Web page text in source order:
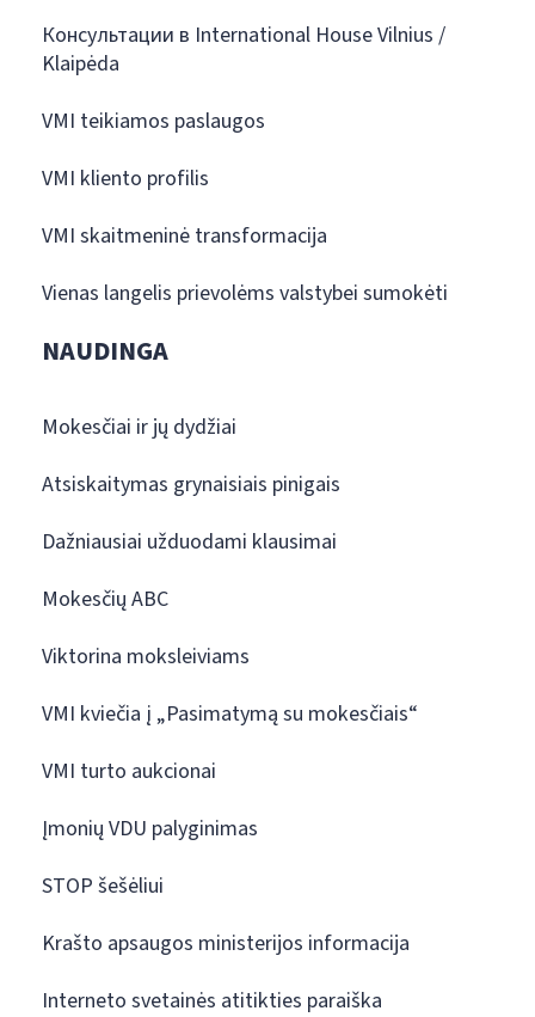
Консультации в International House Vilnius /
Klaipėda
VMI teikiamos paslaugos
VMI kliento profilis
VMI skaitmeninė transformacija
Vienas langelis prievolėms valstybei sumokėti
NAUDINGA
Mokesčiai ir jų dydžiai
Atsiskaitymas grynaisiais pinigais
Dažniausiai užduodami klausimai
Mokesčių ABC
Viktorina moksleiviams
VMI kviečia į „Pasimatymą su mokesčiais“
VMI turto aukcionai
Įmonių VDU palyginimas
STOP šešėliui
Krašto apsaugos ministerijos informacija
Interneto svetainės atitikties paraiška